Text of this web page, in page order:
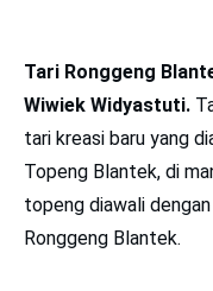
Tari Ronggeng
Wiwiek Widyastuti.
tari kreasi baru yang
Topeng Blantek, di
topeng diawali
Ronggeng Blantek.